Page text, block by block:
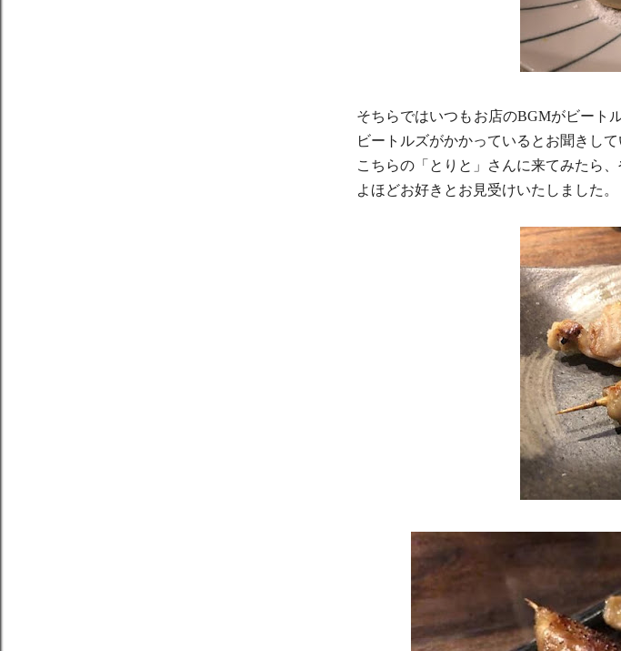
そちらではいつもお店のBGMがビート
ビートルズがかかっている とお聞きして
こちらの「とりと」さんに来てみたら
よほどお好きとお見受けいたしました。